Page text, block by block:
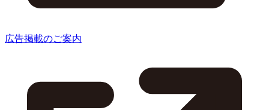
広告掲載のご案内